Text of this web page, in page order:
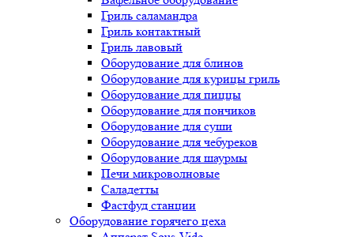
Гриль саламандра
Гриль контактный
Гриль лавовый
Оборудование для блинов
Оборудование для курицы гриль
Оборудование для пиццы
Оборудование для пончиков
Оборудование для суши
Оборудование для чебуреков
Оборудование для шаурмы
Печи микроволновые
Саладетты
Фастфуд станции
Оборудование горячего цеха